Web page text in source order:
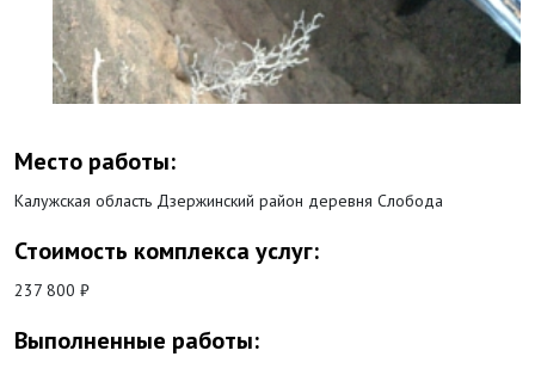
Место работы:
Калужская область Дзержинский район деревня Слобода
Стоимость комплекса услуг:
237 800 ₽
Выполненные работы: